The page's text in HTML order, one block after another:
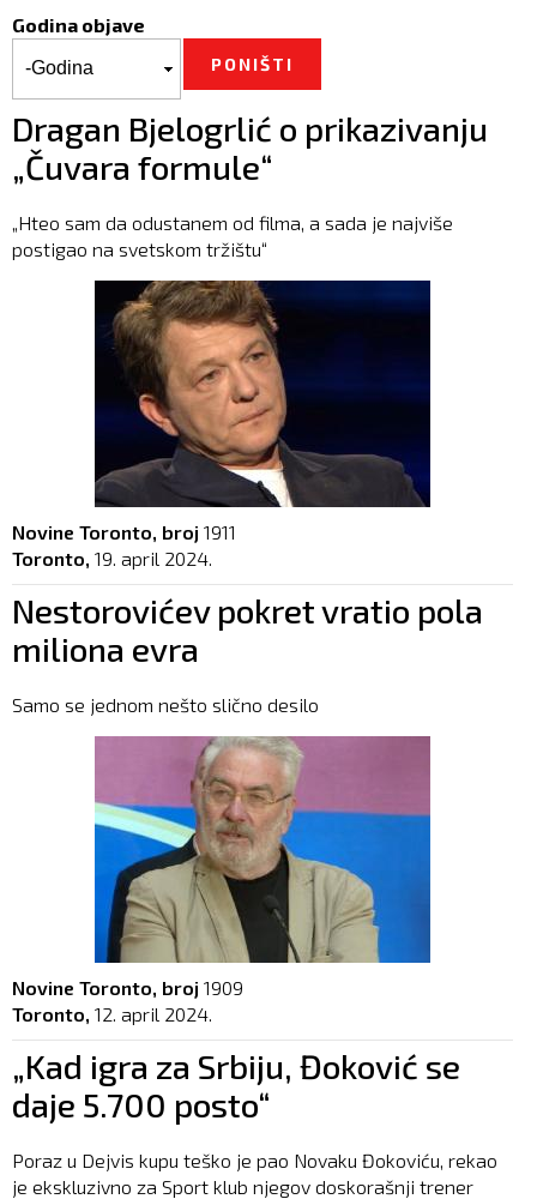
Godina objave
Dragan Bjelogrlić o prikazivanju
„Čuvara formule“
„Hteo sam da odustanem od filma, a sada je najviše
postigao na svetskom tržištu“
Novine Toronto, broj 1911
Toronto, 19. april 2024.
Nestorovićev pokret vratio pola
miliona evra
Samo se jednom nešto slično desilo
Novine Toronto, broj 1909
Toronto, 12. april 2024.
„Kad igra za Srbiju, Đoković se
daje 5.700 posto“
Poraz u Dejvis kupu teško je pao Novaku Đokoviću, rekao
je ekskluzivno za Sport klub njegov doskorašnji trener